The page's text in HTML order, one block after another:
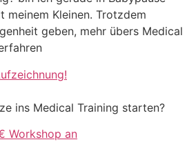
meinem Kleinen. Trotzdem
geben, mehr übers Medical
ins Medical Training starten?
Workshop an